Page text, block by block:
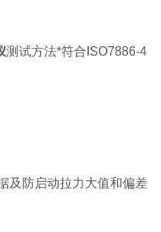
测试方法*符合ISO7886-4
及防启动拉力大值和偏差